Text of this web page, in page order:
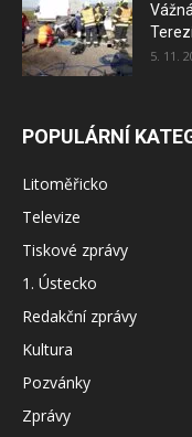
5. 11.
POPULÁRNÍ
Litoměřicko
Televize
Tiskové zprávy
1. Ústecko
Redakční zprávy
Kultura
Pozvánky
Zprávy